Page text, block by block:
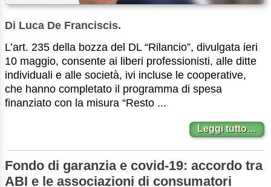
Di Luca De Franciscis.
L’art. 235 della bozza del DL “Rilancio”, divulgata ieri
10 maggio, consente ai liberi professionisti, alle ditte
individuali e alle società, ivi incluse le cooperative,
che hanno completato il programma di spesa
finanziato con la misura “Resto ...
Leggi tutto…
Fondo di garanzia e covid-19: accordo tra
ABI e le associazioni di consumatori